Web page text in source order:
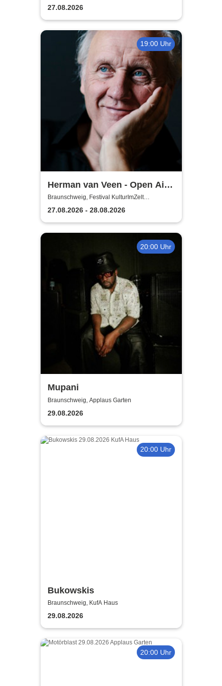
27.08.2026
19:00 Uhr
Herman van Veen - Open Air
2026
Braunschweig, Festival KulturImZelt
Braunschweig
27.08.2026 - 28.08.2026
20:00 Uhr
Mupani
Braunschweig, Applaus Garten
29.08.2026
20:00 Uhr
Bukowskis
Braunschweig, KufA Haus
29.08.2026
20:00 Uhr